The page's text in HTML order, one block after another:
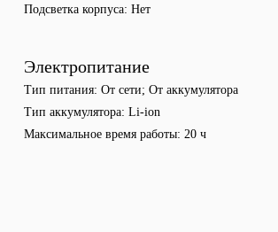
Подсветка корпуса Нет
Электропитание
Тип питания От сети; От аккумулятора
Тип аккумулятора Li-ion
Максимальное время работы 20 ч